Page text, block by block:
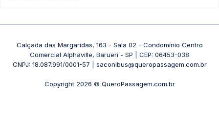
Passagens Pássaro Marron
+ Viações
Rodoviária Belo Horizonte - Gov. Israel Pinheiro (Tergip)
Rodoviária Curitiba
+ Rodoviárias
Calçada das Margaridas, 163 - Sala 02 - Condomínio Centro
Comercial Alphaville, Barueri - SP | CEP: 06453-038
CNPJ: 18.087.991/0001-57 | saconibus@queropassagem.com.br
Copyright 2026 © QueroPassagem.com.br